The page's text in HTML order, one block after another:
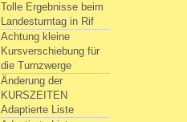
Tolle Ergebnisse beim
Landesturntag in Rif
Achtung kleine
Kursverschiebung für
die Turnzwerge
Änderung der
KURSZEITEN
Adaptierte Liste